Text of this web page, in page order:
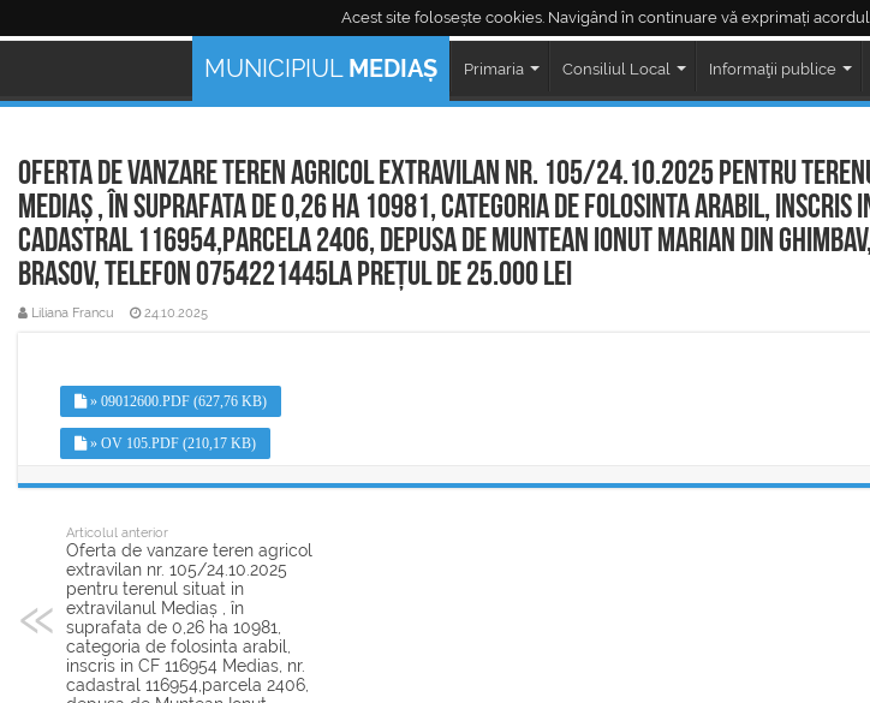
Acest site folosește cookies. Navigând în continuare vă exprimați
Mediaş Live: Piața Regele Ferdinand Piața Corneliu
MUNICIPIUL MEDIAȘ Primaria Consiliul Local Informaţii publice
Oferta de vanzare teren agricol extravilan nr. 105/24.10.2025 pentru
Mediaș , în suprafata de 0,26 ha 10981, categoria de folosinta arabil, inscris
cadastral 116954,parcela 2406, depusa de Muntean Ionut Marian din
Brasov, telefon 0754221445la prețul de 25.000 lei
Liliana Francu 24.10.2025
» 09012600.PDF (627,76 KB)
» OV 105.PDF (210,17 KB)
Articolul anterior
Oferta de vanzare teren agricol
extravilan nr. 105/24.10.2025
pentru terenul situat in
extravilanul Mediaș , în
suprafata de 0,26 ha 10981,
categoria de folosinta arabil,
inscris in CF 116954 Medias, nr.
cadastral 116954,parcela 2406,